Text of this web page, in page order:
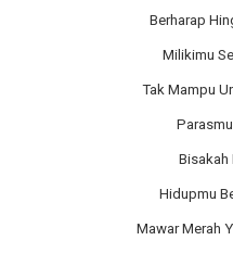
Berharap
Milikimu
Tak Mampu
Bisakah
Hidupmu
Mawar Merah